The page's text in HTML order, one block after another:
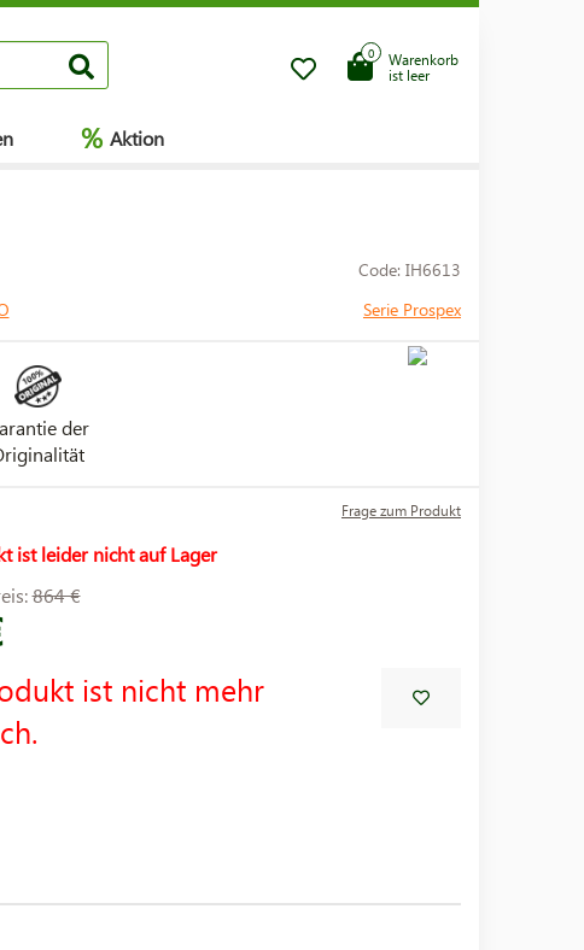
Warenkorb
ist leer
0
% Aktion
Code: IH6613
Serie Prospex
der
Frage zum Produkt
ist leider nicht auf Lager
864 €
ist nicht mehr